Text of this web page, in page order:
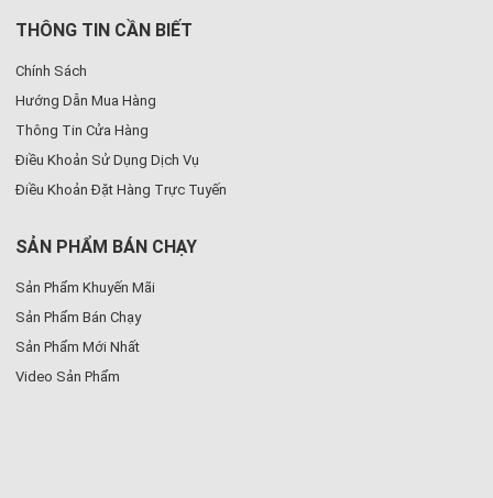
THÔNG TIN CẦN BIẾT
Chính Sách
Hướng Dẫn Mua Hàng
Thông Tin Cửa Hàng
Điều Khoản Sử Dụng Dịch Vụ
Điều Khoản Đặt Hàng Trực Tuyến
SẢN PHẨM BÁN CHẠY
Sản Phẩm Khuyến Mãi
Sản Phẩm Bán Chạy
Sản Phẩm Mới Nhất
Video Sản Phẩm